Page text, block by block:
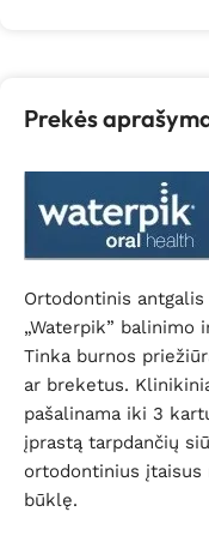
Prekės
Ortodontinis
„Waterpik” balinimo
Tinka burnos
ar breketus.
pašalinama iki 3
įprastą tarpdančių
ortodontinius įtaisus
būklę.